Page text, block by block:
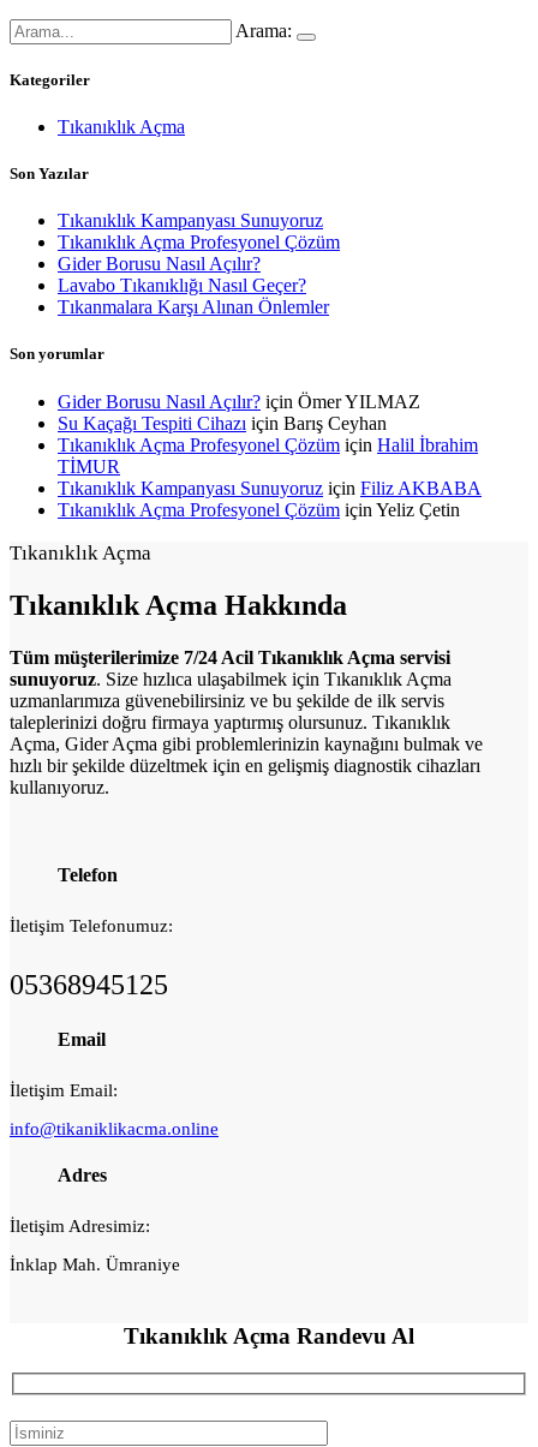
Arama:
Kategoriler
Tıkanıklık Açma
Son Yazılar
Tıkanıklık Kampanyası Sunuyoruz
Tıkanıklık Açma Profesyonel Çözüm
Gider Borusu Nasıl Açılır?
Lavabo Tıkanıklığı Nasıl Geçer?
Tıkanmalara Karşı Alınan Önlemler
Son yorumlar
Gider Borusu Nasıl Açılır? için Ömer YILMAZ
Su Kaçağı Tespiti Cihazı için Barış Ceyhan
Tıkanıklık Açma Profesyonel Çözüm için Halil İbrahim
TİMUR
Tıkanıklık Kampanyası Sunuyoruz için Filiz AKBABA
Tıkanıklık Açma Profesyonel Çözüm için Yeliz Çetin
Tıkanıklık Açma
Tıkanıklık Açma Hakkında
Tüm müşterilerimize 7/24 Acil Tıkanıklık Açma servisi
sunuyoruz. Size hızlıca ulaşabilmek için Tıkanıklık Açma
uzmanlarımıza güvenebilirsiniz ve bu şekilde de ilk servis
taleplerinizi doğru firmaya yaptırmış olursunuz. Tıkanıklık
Açma, Gider Açma gibi problemlerinizin kaynağını bulmak ve
hızlı bir şekilde düzeltmek için en gelişmiş diagnostik cihazları
kullanıyoruz.
Telefon
İletişim Telefonumuz:
05368945125
Email
İletişim Email:
info@tikaniklikacma.online
Adres
İletişim Adresimiz:
İnklap Mah. Ümraniye
Tıkanıklık Açma Randevu Al